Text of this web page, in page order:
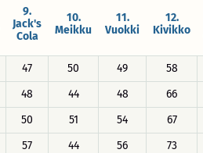
9.
Jack's
Cola
10.
Meikku
11.
Vuokki
12.
Kivikko
47 50 49 58
48 44 48 66
50 51 54 67
57 44 56 73